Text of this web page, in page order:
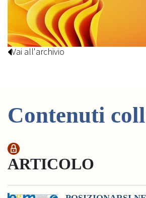
Vai all'archivio
Contenuti
ARTICOLO